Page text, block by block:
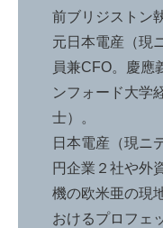
前ブリジストン
元日本電産（現
員兼CFO。慶應
ンフォード大学
士）。
日本電産（現ニ
円企業２社や外
機の欧米亜の現
おけるプロフェ